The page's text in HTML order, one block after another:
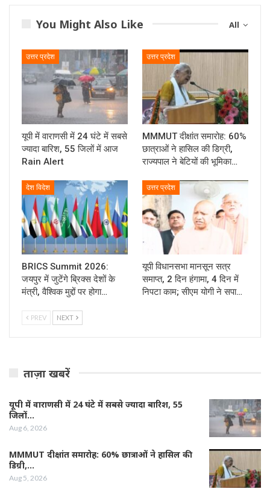
All
You Might Also Like
उत्तर प्रदेश
यूपी में वाराणसी में 24 घंटे में सबसे
ज्यादा बारिश, 55 जिलों में आज
Rain Alert
उत्तर प्रदेश
MMMUT दीक्षांत समारोह: 60%
छात्राओं ने हासिल की डिग्री,
राज्यपाल ने बेटियों की भूमिका…
देश विदेश
BRICS Summit 2026:
जयपुर में जुटेंगे ब्रिक्स देशों के
मंत्री, वैश्विक मुद्दों पर होगा…
उत्तर प्रदेश
यूपी विधानसभा मानसून सत्र
समाप्त, 2 दिन हंगामा, 4 दिन में
निपटा काम; सीएम योगी ने सपा…
PREV NEXT
ताज़ा खबरें
यूपी में वाराणसी में 24 घंटे में सबसे ज्यादा बारिश, 55
जिलों…
Aug 6, 2026
MMMUT दीक्षांत समारोह: 60% छात्राओं ने हासिल की
डिग्री,…
Aug 5, 2026